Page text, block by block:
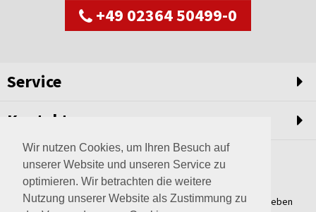
Wir nutzen Cookies, um Ihren Besuch auf
unserer Website und unseren Service zu
optimieren. Wir betrachten die weitere
Nutzung unserer Website als Zustimmung zu
+49 02364 50499-0
Service
Kontakt
Weltweit setzen wir unsere Erfahrungswerte und unser Streben